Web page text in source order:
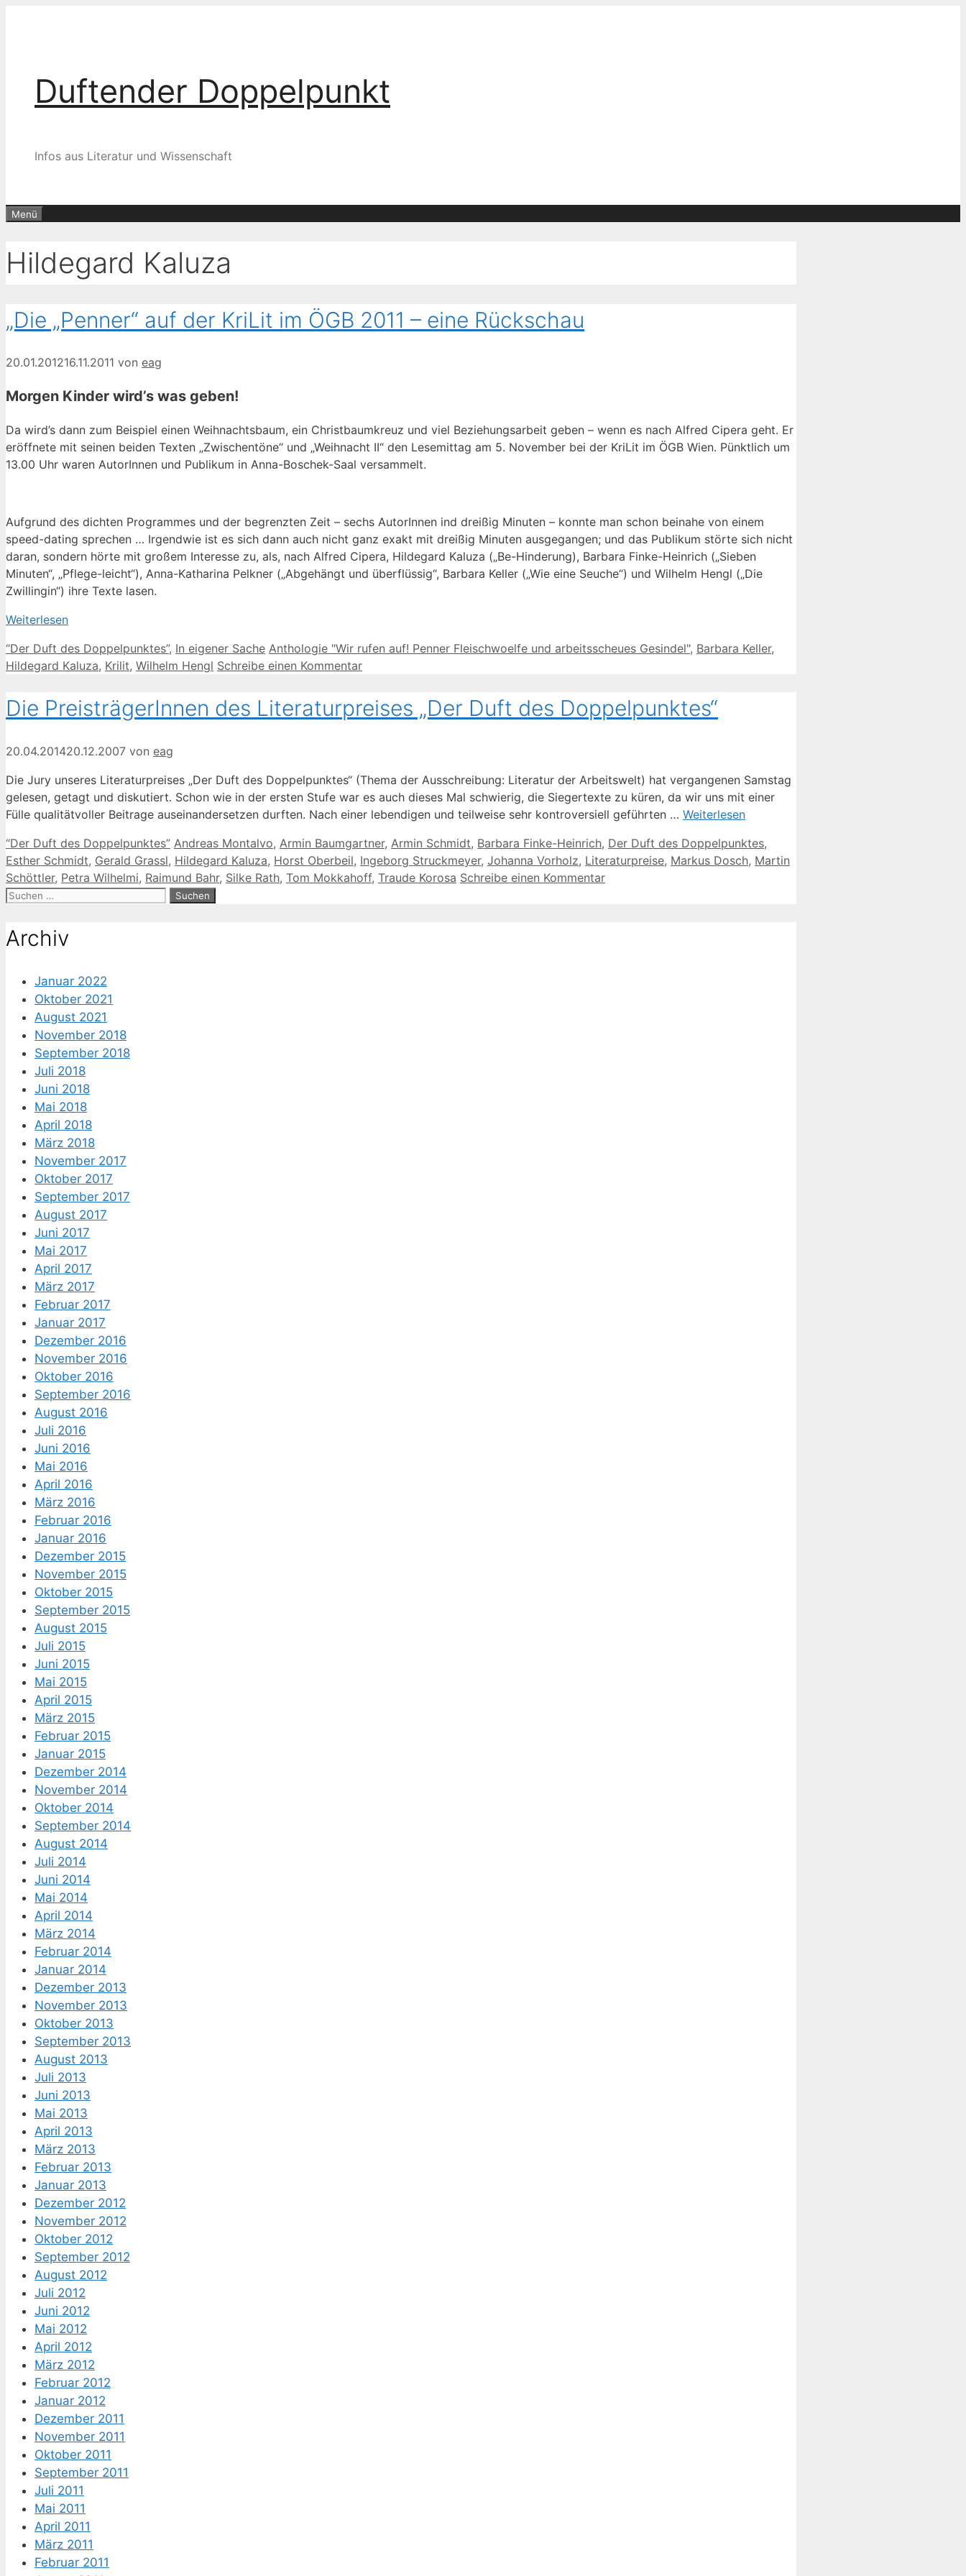
Duftender Doppelpunkt
Infos aus Literatur und Wissenschaft
Menü
Hildegard Kaluza
„Die „Penner“ auf der KriLit im ÖGB 2011 – eine Rückschau
20.01.201216.11.2011 von eag
Morgen Kinder wird’s was geben!
Da wird’s dann zum Beispiel einen Weihnachtsbaum, ein Christbaumkreuz und viel Beziehungsarbeit geben – wenn es nach Alfred Cipera geht. Er
eröffnete mit seinen beiden Texten „Zwischentöne“ und „Weihnacht II“ den Lesemittag am 5. November bei der KriLit im ÖGB Wien. Pünktlich um
13.00 Uhr waren AutorInnen und Publikum in Anna-Boschek-Saal versammelt.
Aufgrund des dichten Programmes und der begrenzten Zeit – sechs AutorInnen ind dreißig Minuten – konnte man schon beinahe von einem
speed-dating sprechen … Irgendwie ist es sich dann auch nicht ganz exakt mit dreißig Minuten ausgegangen; und das Publikum störte sich nicht
daran, sondern hörte mit großem Interesse zu, als, nach Alfred Cipera, Hildegard Kaluza („Be-Hinderung), Barbara Finke-Heinrich („Sieben
Minuten“, „Pflege-leicht“), Anna-Katharina Pelkner („Abgehängt und überflüssig“, Barbara Keller („Wie eine Seuche“) und Wilhelm Hengl („Die
Zwillingin“) ihre Texte lasen.
Weiterlesen
Kategorien
“Der Duft des Doppelpunktes”, In eigener Sache Schlagwörter
Anthologie "Wir rufen auf! Penner Fleischwoelfe und arbeitsscheues Gesindel", Barbara Keller,
Hildegard Kaluza, Krilit, Wilhelm Hengl Schreibe einen Kommentar
Die PreisträgerInnen des Literaturpreises „Der Duft des Doppelpunktes“
20.04.201420.12.2007 von eag
Die Jury unseres Literaturpreises „Der Duft des Doppelpunktes“ (Thema der Ausschreibung: Literatur der Arbeitswelt) hat vergangenen Samstag
gelesen, getagt und diskutiert. Schon wie in der ersten Stufe war es auch dieses Mal schwierig, die Siegertexte zu küren, da wir uns mit einer
Fülle qualitätvoller Beitrage auseinandersetzen durften. Nach einer lebendigen und teilweise sehr kontroversiell geführten … Weiterlesen
Kategorien
“Der Duft des Doppelpunktes” Schlagwörter
Andreas Montalvo, Armin Baumgartner, Armin Schmidt, Barbara Finke-Heinrich, Der Duft des Doppelpunktes,
Esther Schmidt, Gerald Grassl, Hildegard Kaluza, Horst Oberbeil, Ingeborg Struckmeyer, Johanna Vorholz, Literaturpreise, Markus Dosch, Martin
Schöttler, Petra Wilhelmi, Raimund Bahr, Silke Rath, Tom Mokkahoff, Traude Korosa Schreibe einen Kommentar
Suche
Archiv
Januar 2022
Oktober 2021
August 2021
November 2018
September 2018
Juli 2018
Juni 2018
Mai 2018
April 2018
März 2018
November 2017
Oktober 2017
September 2017
August 2017
Juni 2017
Mai 2017
April 2017
März 2017
Februar 2017
Januar 2017
Dezember 2016
November 2016
Oktober 2016
September 2016
August 2016
Juli 2016
Juni 2016
Mai 2016
April 2016
März 2016
Februar 2016
Januar 2016
Dezember 2015
November 2015
Oktober 2015
September 2015
August 2015
Juli 2015
Juni 2015
Mai 2015
April 2015
März 2015
Februar 2015
Januar 2015
Dezember 2014
November 2014
Oktober 2014
September 2014
August 2014
Juli 2014
Juni 2014
Mai 2014
April 2014
März 2014
Februar 2014
Januar 2014
Dezember 2013
November 2013
Oktober 2013
September 2013
August 2013
Juli 2013
Juni 2013
Mai 2013
April 2013
März 2013
Februar 2013
Januar 2013
Dezember 2012
November 2012
Oktober 2012
September 2012
August 2012
Juli 2012
Juni 2012
Mai 2012
April 2012
März 2012
Februar 2012
Januar 2012
Dezember 2011
November 2011
Oktober 2011
September 2011
Juli 2011
Mai 2011
April 2011
März 2011
Februar 2011